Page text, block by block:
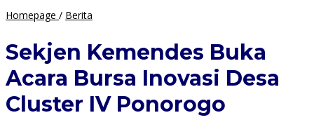
Homepage / Berita
Buka
Acara
Inovasi
Desa
Cluster
Sekjen Kemendes Buka
Acara Bursa Inovasi Desa
Cluster IV Ponorogo